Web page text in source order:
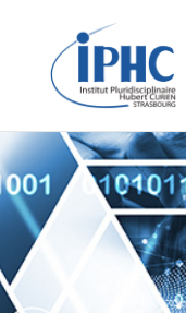
Institut
Curien –